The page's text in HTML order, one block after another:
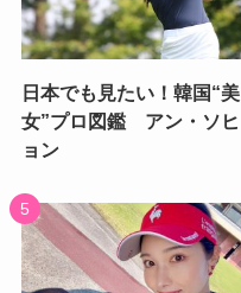
日本でも見たい！韓国“美
女”プロ図鑑 アン・ソヒ
ョン